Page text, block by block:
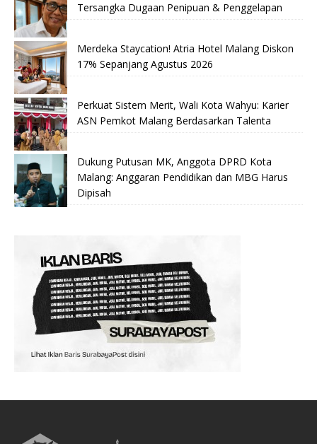
Tersangka Dugaan Penipuan & Penggelapan
Merdeka Staycation! Atria Hotel Malang Diskon
17% Sepanjang Agustus 2026
Perkuat Sistem Merit, Wali Kota Wahyu: Karier
ASN Pemkot Malang Berdasarkan Talenta
Dukung Putusan MK, Anggota DPRD Kota
Malang: Anggaran Pendidikan dan MBG Harus
Dipisah